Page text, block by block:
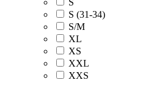
S (31-34)
S/M
XL
XS
XXL
XXS